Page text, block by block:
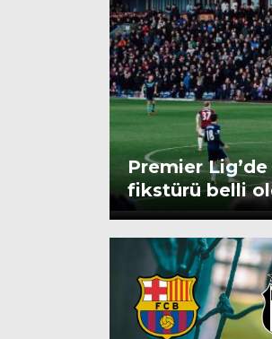
Premier
fikstürü belli